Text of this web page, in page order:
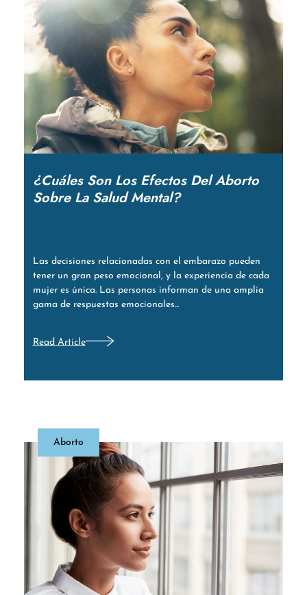
¿Cuáles Son Los Efectos Del Aborto
Sobre La Salud Mental?
Las decisiones relacionadas con el embarazo pueden
tener un gran peso emocional, y la experiencia de cada
mujer es única. Las personas informan de una amplia
gama de respuestas emocionales...
Read Article
Aborto